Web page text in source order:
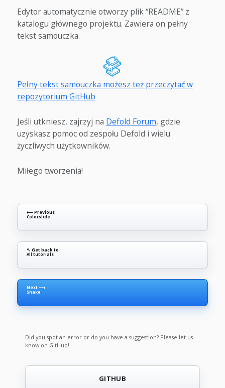
Edytor automatycznie otworzy plik “README” z
katalogu głównego projektu. Zawiera on pełny
tekst samouczka.
Pełny tekst samouczka możesz też przeczytać w
repozytorium GitHub
Jeśli utkniesz, zajrzyj na Defold Forum, gdzie
uzyskasz pomoc od zespołu Defold i wielu
życzliwych użytkowników.
Miłego tworzenia!
⟵ Previous
Colorslide
↖ Get back to
All tutorials
Next ⟶
Snake
Did you spot an error or do you have a suggestion? Please let us
know on GitHub!
GITHUB